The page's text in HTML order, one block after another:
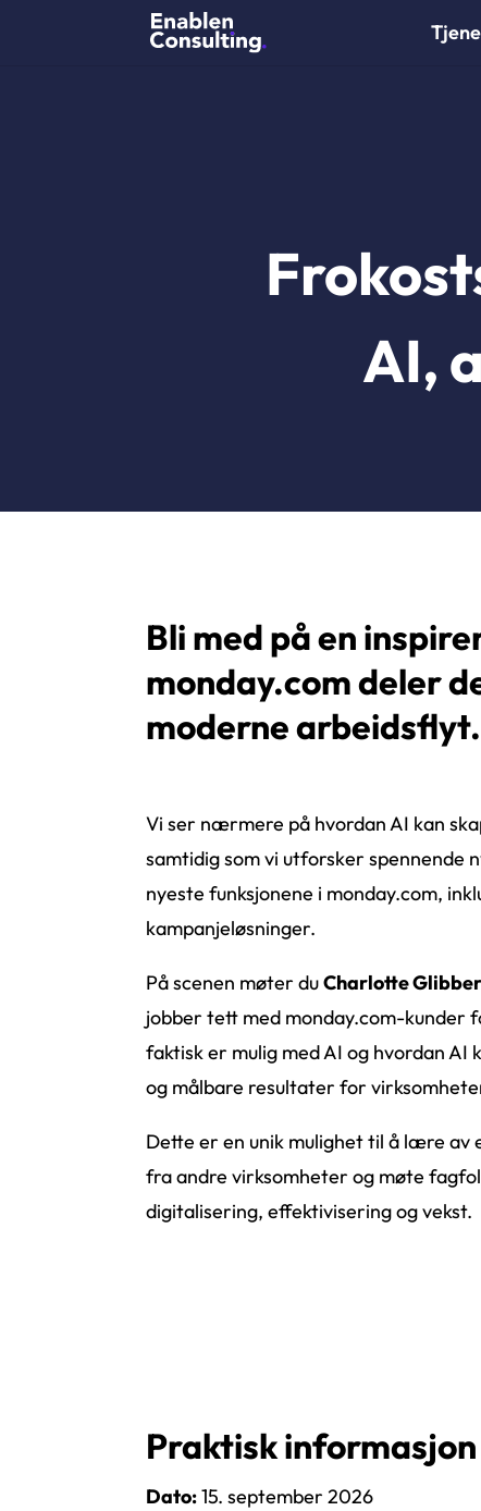
AI,
Bli med på en
monday.com deler
moderne arbeidsflyt.
Vi ser nærmere på hvordan AI kan
samtidig som vi utforsker spennende
nyeste funksjonene i monday.com,
kampanjeløsninger.
På scenen møter duCharlotte
jobber tett med monday.com-kunder
faktisk er mulig med AI og hvordan AI
og målbare resultater for
Dette er en unik mulighet til å lære av
fra andre virksomheter og møte
digitalisering, effektivisering og vekst.
Praktiskinformasjon
Dato:15. september 2026